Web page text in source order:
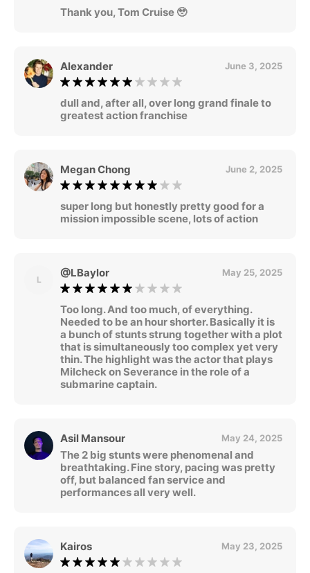
Thank you, Tom Cruise 🥹
Alexander June 3, 2025
dull and, after all, over long grand finale to
greatest action franchise
Megan Chong June 2, 2025
super long but honestly pretty good for a
mission impossible scene, lots of action
L
@LBaylor May 25, 2025
Too long. And too much, of everything.
Needed to be an hour shorter. Basically it is
a bunch of stunts strung together with a plot
that is simultaneously too complex yet very
thin. The highlight was the actor that plays
Milcheck on Severance in the role of a
submarine captain.
Asil Mansour May 24, 2025
The 2 big stunts were phenomenal and
breathtaking. Fine story, pacing was pretty
off, but balanced fan service and
performances all very well.
Kairos May 23, 2025